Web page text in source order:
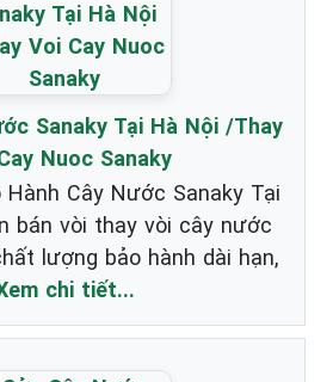
Sanaky Tại Hà Nội /Thay
Nuoc Sanaky
Hành Cây Nước Sanaky Tại
bán vòi thay vòi cây nước
lượng bảo hành dài hạn,
chi tiết...